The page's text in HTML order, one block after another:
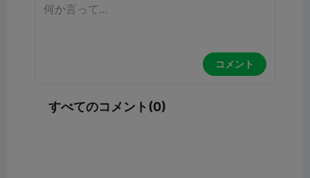
コメント
すべてのコメント(0)